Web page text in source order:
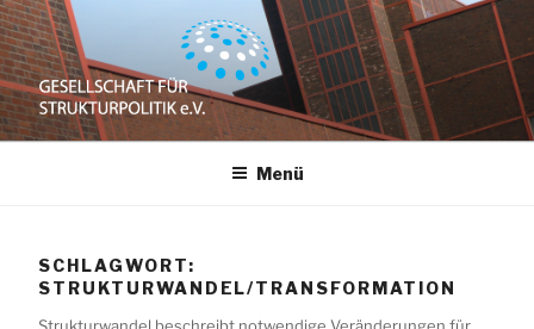
Zum
Inhalt
springen
GESELLSCHAFT
STRUKTURPOLITIK
e.V.
Menü
SCHLAGWORT:
STRUKTURWANDEL/TRANSFORMATION